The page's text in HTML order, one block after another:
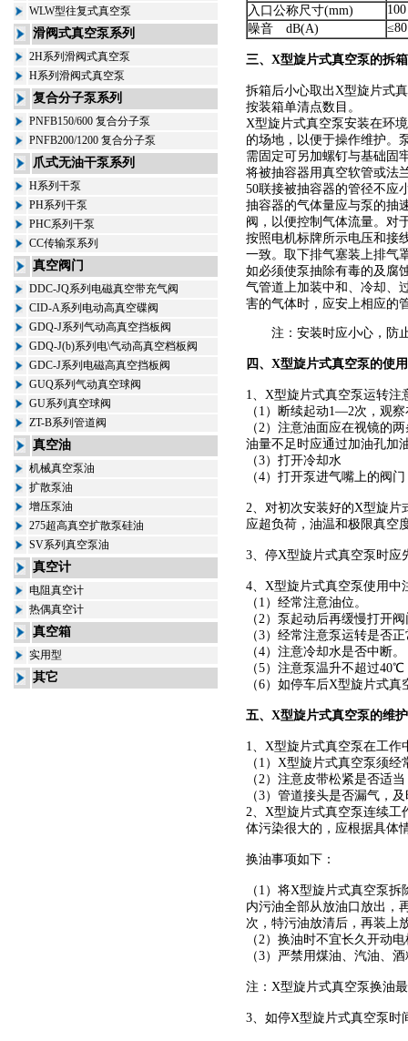
WLW型往复式真空泵
滑阀式真空泵系列
2H系列滑阀式真空泵
H系列滑阀式真空泵
复合分子泵系列
PNFB150/600 复合分子泵
PNFB200/1200 复合分子泵
爪式无油干泵系列
H系列干泵
PH系列干泵
PHC系列干泵
CC传输泵系列
真空阀门
DDC-JQ系列电磁真空带充气阀
CID-A系列电动高真空碟阀
GDQ-J系列气动高真空挡板阀
GDQ-J(b)系列电\气动高真空档板阀
GDC-J系列电磁高真空挡板阀
GUQ系列气动真空球阀
GU系列真空球阀
ZT-B系列管道阀
真空油
机械真空泵油
扩散泵油
增压泵油
275超高真空扩散泵硅油
SV系列真空泵油
真空计
电阻真空计
热偶真空计
真空箱
实用型
其它
入口公称尺寸(mm)
100
噪音 dB(A) ≤80
三、 X型旋片式真空泵的拆
拆箱后小心取出X型旋片式
按装箱单清点数目。
X型旋片式真空泵安装在环
的场地，以便于操作维护。
需固定可另加螺钉与基础固
将被抽容器用真空软管或法
50联接被抽容器的管径不应
抽容器的气体量应与泵的抽
阀，以便控制气体流量。对
按照电机标牌所示电压和接
一致。取下排气塞装上排气
如必须使泵抽除有毒的及腐
气管道上加装中和、冷却、
害的气体时，应安上相应的
注：安装时应小心，防止
四、 X型旋片式真空泵的使
1、 X型旋片式真空泵运转注
（1）断续起动1—2次，观
（2）注意油面应在视镜的
油量不足时应通过加油孔加
（3）打开冷却水
（4）打开泵进气嘴上的阀
2、对初次安装好的X型旋片
应超负荷，油温和极限真空
3、停X型旋片式真空泵 时应
4、 X型旋片式真空泵使用中
（1）经常注意油位。
（2）泵起动后再缓慢打开
（3）经常注意泵运转是否
（4）注意冷却水是否中断。
（5）注意泵温升不超过40℃
（6）如停车后X型旋片式真
五、 X型旋片式真空泵的维
1、 X型旋片式真空泵在工作
（1） X型旋片式真空泵须经
（2）注意皮带松紧是否适
（3）管道接头是否漏气，
2、 X型旋片式真空泵连续工
体污染很大的，应根据具体
换油事项如下：
（1）将X型旋片式真空泵拆
内污油全部从放油口放出，
次，特污油放清后，再装上
（2）换油时不宜长久开动
（3）严禁用煤油、汽油、
注： X型旋片式真空泵换油
3、如停X型旋片式真空泵 时